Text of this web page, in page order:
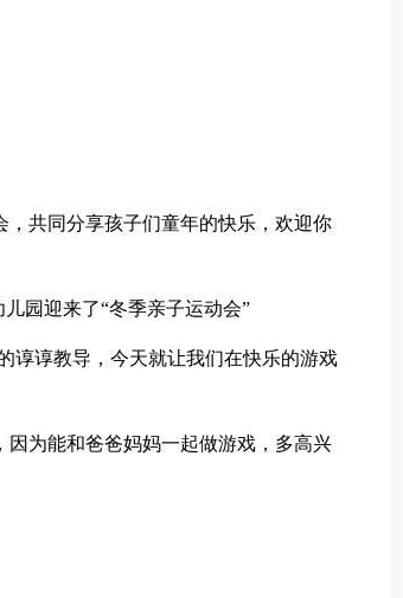
共同分享孩子们童年的快乐，欢迎你
园迎来了“冬季亲子运动会”
谆谆教导，今天就让我们在快乐的游戏
为能和爸爸妈妈一起做游戏，多高兴